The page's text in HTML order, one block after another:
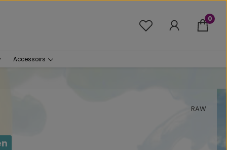
Du hast 0 Produkte
0
Accessoirs
RAW